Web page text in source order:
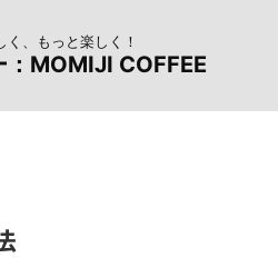
く、もっと楽しく！
：MOMIJI COFFEE